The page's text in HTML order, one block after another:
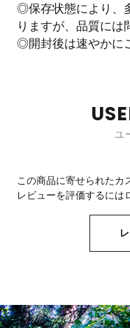
◎保存状態により、
りますが、品質には
◎開封後は速やかに
ユ
この商品に寄せられたカ
レビューを評価するには